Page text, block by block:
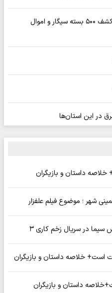
باند سرقت از مغازه‌ها متلاشی شد؛ کشف ۵۰۰ بسته سیگار و اموال
در این استان‌ها
داستان و بازیگران
شهر ؛ موضوع فیلم علفزار
سیما در سریال زخم کاری ۳
است+ خلاصه داستان و بازیگران
داستان و بازیگران